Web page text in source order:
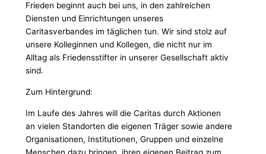
Frieden beginnt auch bei uns, in den zahlreichen
Diensten und Einrichtungen unseres
Caritasverbandes im täglichen tun. Wir sind stolz auf
unsere Kolleginnen und Kollegen, die nicht nur im
Alltag als Friedensstifter in unserer Gesellschaft aktiv
sind.
Zum Hintergrund:
Im Laufe des Jahres will die Caritas durch Aktionen
an vielen Standorten die eigenen Träger sowie andere
Organisationen, Institutionen, Gruppen und einzelne
Menschen dazu bringen, ihren eigenen Beitrag zum